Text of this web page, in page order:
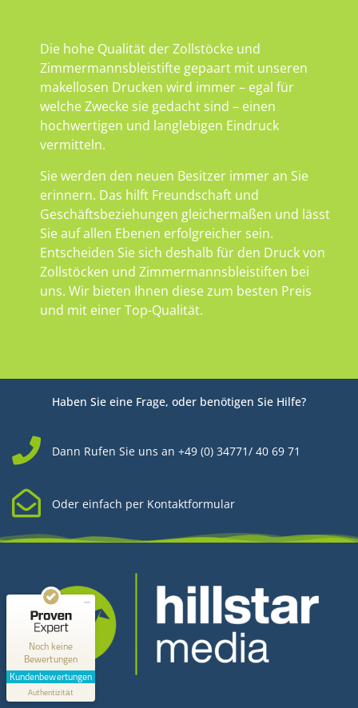
Die hohe Qualität der Zollstöcke und
Zimmermannsbleistifte gepaart mit unseren
makellosen Drucken wird immer – egal für
welche Zwecke sie gedacht sind – einen
hochwertigen und langlebigen Eindruck
vermitteln.
Sie werden den neuen Besitzer immer an Sie
erinnern. Das hilft Freundschaft und
Geschäftsbeziehungen gleichermaßen und lässt
Sie auf allen Ebenen erfolgreicher sein.
Entscheiden Sie sich deshalb für den Druck von
Zollstöcken und Zimmermannsbleistiften bei
uns. Wir bieten Ihnen diese zum besten Preis
und mit einer Top-Qualität.
Haben Sie eine Frage, oder benötigen Sie Hilfe?
Dann Rufen Sie uns an +49 (0) 34771/ 40 69 71
Oder einfach per Kontaktformular
Kontakt
Noch keine
Bewertungen
Kundenbewertungen
Authentizität
MANGELHAFT
0,00 / 5,00
Erfahren Sie mehr über dieses Bewertungssiegel
Profil ansehen